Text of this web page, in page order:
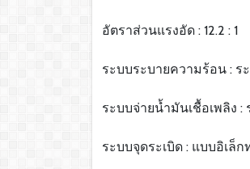
อัตราส่วนแรงอัด : 12.2 : 1
ระบบระบายความร้อน : ร
ระบบจ่ายน้ำมันเชื้อเพลิง
ระบบจุดระเบิด : แบบอิเล็